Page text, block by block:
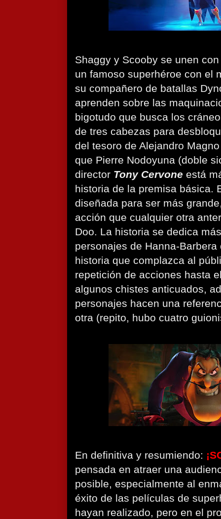
Shaggy y Scooby se unen
un famoso superhéroe con el
su compañero de batallas
aprenden sobre las
bigotudo que busca los
de tres cabezas para
del tesoro de Alejandro
que Pierre Nodoyuna (doble
director Tony Cervone está
historia de la premisa básica.
diseñada para ser más
acción que cualquier otra
Doo. La historia se dedica
personajes de Hanna-
historia que complazca al
repetición de acciones hasta
algunos chistes anticuados,
personajes hacen una
otra (repito, hubo cuatro
En definitiva y resumiendo:
pensada en atraer una
posible, especialmente al
éxito de las películas de
hayan realizado, pero en el